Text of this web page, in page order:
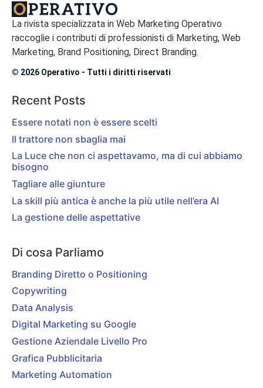
La rivista specializzata in Web Marketing Operativo
raccoglie i contributi di professionisti di Marketing, Web
Marketing, Brand Positioning, Direct Branding.
© 2026 Operativo - Tutti i diritti riservati
Recent Posts
Essere notati non è essere scelti
Il trattore non sbaglia mai
La Luce che non ci aspettavamo, ma di cui abbiamo
bisogno
Tagliare alle giunture
La skill più antica è anche la più utile nell’era AI
La gestione delle aspettative
Di cosa Parliamo
Branding Diretto o Positioning
Copywriting
Data Analysis
Digital Marketing su Google
Gestione Aziendale Livello Pro
Grafica Pubblicitaria
Marketing Automation